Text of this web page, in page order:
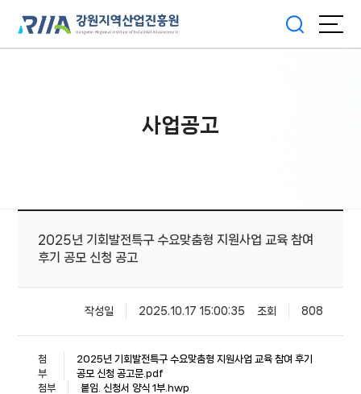
사업공고
2025년 기회발전특구 수요맞춤형 지원사업 교육 참여
후기 공모 신청 공고
작성일 2025.10.17 15:00:35 조회 808
첨
부
2025년 기회발전특구 수요맞춤형 지원사업 교육 참여 후기
공모 신청 공고문.pdf
첨부
붙임. 신청서 양식 1부.hwp